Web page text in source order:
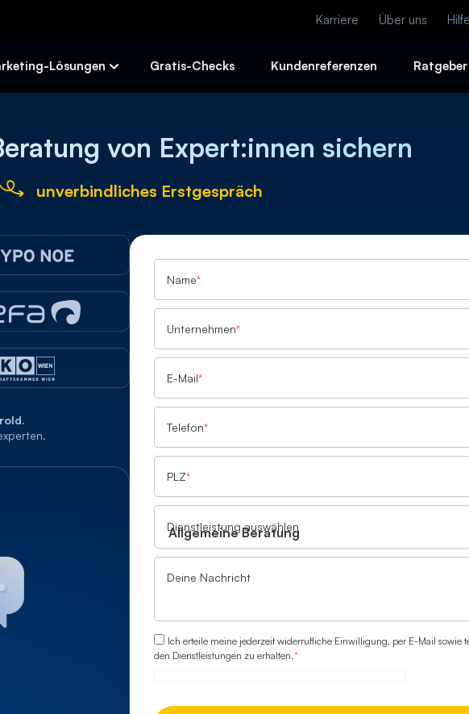
Karriere Über uns
Lösungen Gratis-Checks Kundenreferenzen Ratgeber
von Expert:innen sichern
unverbindliches Erstgespräch
Name*
Unternehmen*
E-Mail*
Telefon*
PLZ*
Dienstleistung auswählen
Deine Nachricht
Ich erteile meine jederzeit widerrufliche Einwilligung, per E-Mail sowie
den Dienstleistungen zu erhalten.*